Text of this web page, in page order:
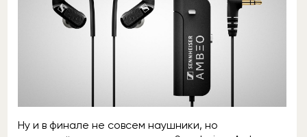
Ну и в финале не совсем наушники, но